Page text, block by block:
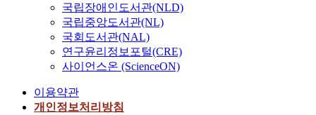
국립장애인도서관(NLD)
국립중앙도서관(NL)
국회도서관(NAL)
연구윤리정보포털(CRE)
사이언스온 (ScienceON)
이용약관
개인정보처리방침